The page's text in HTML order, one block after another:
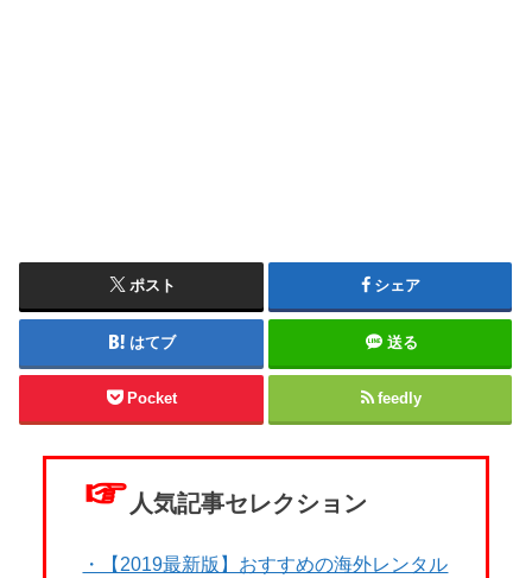
ポスト シェア
はてブ 送る
Pocket feedly
☞ 人気記事セレクション
・【2019最新版】おすすめの海外レンタル